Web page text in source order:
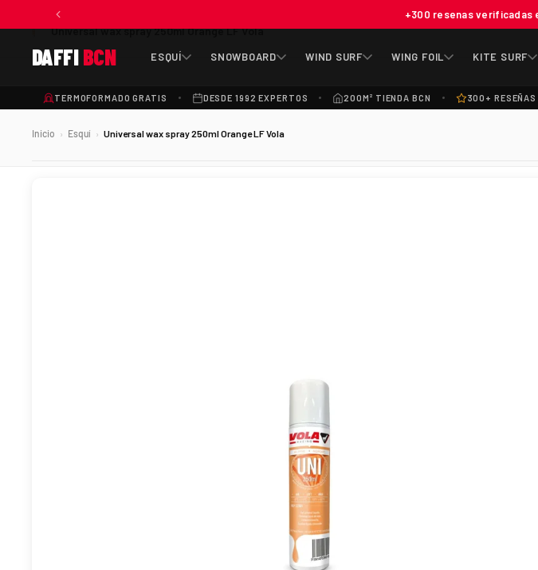
+300 resenas verificadas
DAFFIBCN ESQUÍ SNOWBOARD WIND SURF WING FOIL KITE SURF
TERMOFORMADO GRATIS DESDE 1992 EXPERTOS 200M² TIENDA BCN 300+
Universal wax spray 250ml Orange LF Vola
Inicio › Esquí › Universal wax spray 250ml Orange LF Vola